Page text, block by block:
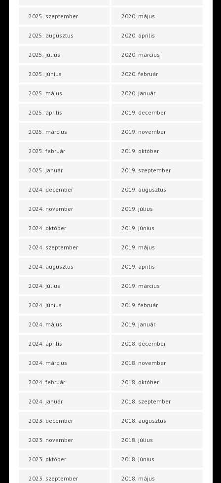
2025. szeptember
2025. augusztus
2025. július
2025. június
2025. május
2025. április
2025. március
2025. február
2025. január
2024. december
2024. november
2024. október
2024. szeptember
2024. augusztus
2024. július
2024. június
2024. május
2024. április
2024. március
2024. február
2024. január
2023. december
2023. november
2023. október
2023. szeptember
2020. május
2020. április
2020. március
2020. február
2020. január
2019. december
2019. november
2019. október
2019. szeptember
2019. augusztus
2019. július
2019. június
2019. május
2019. április
2019. március
2019. február
2019. január
2018. december
2018. november
2018. október
2018. szeptember
2018. augusztus
2018. július
2018. június
2018. május